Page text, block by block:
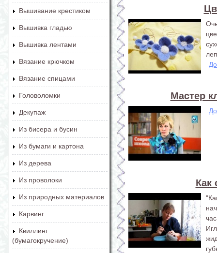
Вышивание крестиком
Вышивка гладью
Вышивка лентами
Вязание крючком
Вязание спицами
Головоломки
Декупаж
Из бисера и бусин
Из бумаги и картона
Из дерева
Из проволоки
Из природных материалов
Карвинг
Квиллинг
(бумагокручение)
Мастер
Как